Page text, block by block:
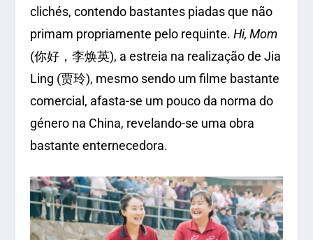
clichés, contendo bastantes piadas que não
primam propriamente pelo requinte. Hi, Mom
(你好，李焕英), a estreia na realização de Jia
Ling (贾玲), mesmo sendo um filme bastante
comercial, afasta-se um pouco da norma do
género na China, revelando-se uma obra
bastante enternecedora.